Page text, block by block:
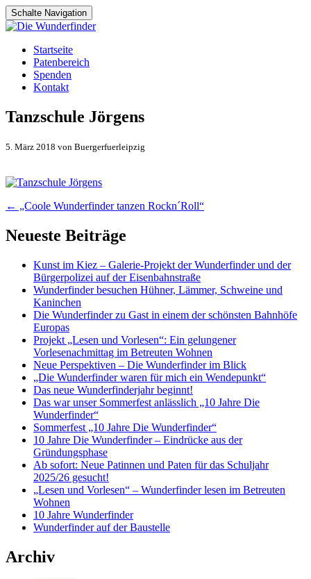
Schalte Navigation
Zum
Inhalt
springen
Startseite
Patenbereich
Spenden
Kontakt
Tanzschule Jörgens
5. März 2018 von Buergerfuerleipzig
Artikel-
Navigation
← „Coole Wunderfinder tanzen Rockn´Roll“
Neueste Beiträge
Kunst im Kiez – Galerie-Projekt der Wunderfinder und der
Bürgerpolizei auf der Eisenbahnstraße
Wunderfinder besuchen Hühner, Lämmer, Schweine und
Kaninchen
Die Wunderfinder zu Gast in einem der schönsten Bahnhöfe
Europas
Projekt „Lesen und Vorlesen“: Ein gelungener
Vorlesenachmittag im Betreuten Wohnen
Neue Perspektiven – Die Wunderfinder im Blick
„Die Wunderfinder waren für mich ein Wendepunkt“
Das neue Wunderfinderjahr beginnt!
Das war unser Sommerfest anlässlich „10 Jahre Die
Wunderfinder“
Sommerfest „10 Jahre Die Wunderfinder“
10 Jahre Die Wunderfinder – Eindrücke aus der
Gründungsphase
Ab sofort: Neue Patinnen und Paten für das Schuljahr
2025/26 gesucht!
„Lesen und Vorlesen“ – Wunderfinder lesen im Betreuten
Wohnen
10 Jahre Wunderfinder
Wunderfinder auf der Baustelle
Archiv